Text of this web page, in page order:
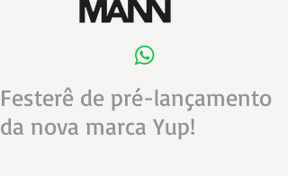
Festerê de pré-lançamento
da nova marca Yup!